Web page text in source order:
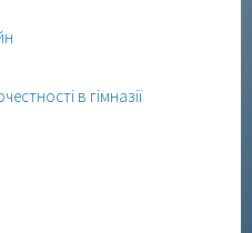
в гімназії